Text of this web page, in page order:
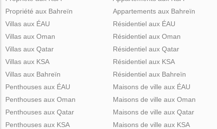
Propriété aux Bahreïn
Appartements aux Bahreïn
Villas aux ÉAU
Villas aux Oman
Villas aux Qatar
Villas aux KSA
Villas aux Bahreïn
Résidentiel aux ÉAU
Résidentiel aux Oman
Résidentiel aux Qatar
Résidentiel aux KSA
Résidentiel aux Bahreïn
Penthouses aux ÉAU
Penthouses aux Oman
Penthouses aux Qatar
Penthouses aux KSA
Maisons de ville aux ÉAU
Maisons de ville aux Oman
Maisons de ville aux Qatar
Maisons de ville aux KSA